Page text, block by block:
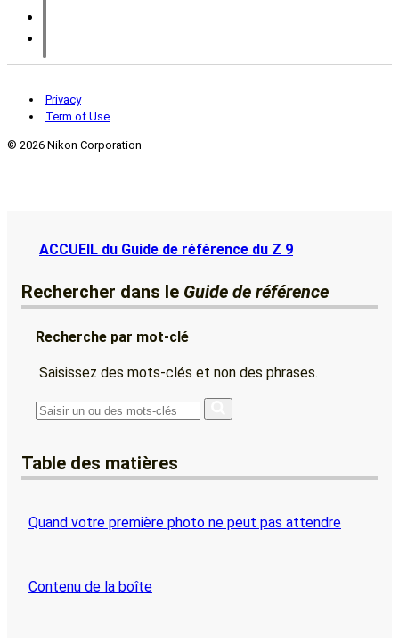
Privacy
Term of Use
© 2026 Nikon Corporation
ACCUEIL du Guide de référence du Z 9
Rechercher dans le Guide de référence
Recherche par mot-clé
Saisissez des mots-clés et non des phrases.
Table des matières
Quand votre première photo ne peut pas attendre
Contenu de la boîte